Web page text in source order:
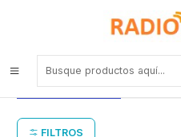
Duplexor de 4 cavidades
Duplexor de 4
Telewave
FILTROS